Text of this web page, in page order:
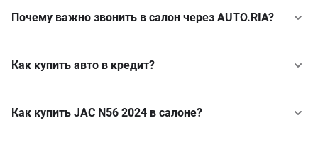
Почему важно звонить в салон через AUTO.RIA?
Как купить авто в кредит?
Как купить JAC N56 2024 в салоне?